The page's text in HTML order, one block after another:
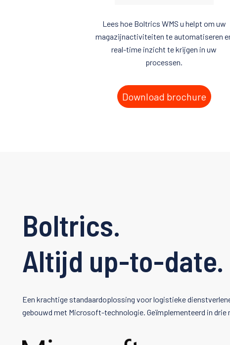
Lees hoe Boltrics WMS u helpt om uw
magazijnactiviteiten te automatiseren
real-time inzicht te krijgen in uw
processen.
Download brochure
Boltrics.
Altijd up-to-date.
Een krachtige standaardoplossing voor logistieke
gebouwd met Microsoft-technologie. Geïmplementeerd in drie